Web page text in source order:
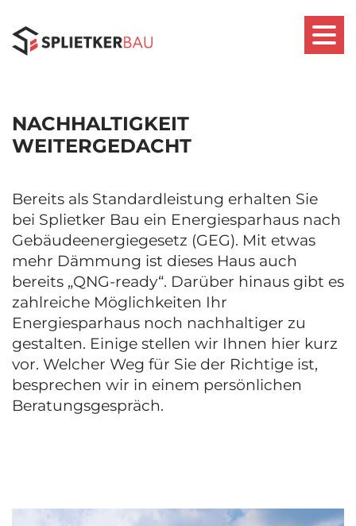
NACHHALTIGKEIT
WEITERGEDACHT
Bereits als Standardleistung erhalten Sie
bei Splietker Bau ein Energiesparhaus nach
Gebäudeenergiegesetz (GEG). Mit etwas
mehr Dämmung ist dieses Haus auch
bereits „QNG-ready“. Darüber hinaus gibt es
zahlreiche Möglichkeiten Ihr
Energiesparhaus noch nachhaltiger zu
gestalten. Einige stellen wir Ihnen hier kurz
vor. Welcher Weg für Sie der Richtige ist,
besprechen wir in einem persönlichen
Beratungsgespräch.